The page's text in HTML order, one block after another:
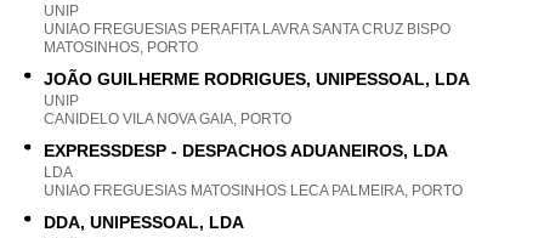
UNIP
UNIAO FREGUESIAS PERAFITA LAVRA SANTA CRUZ BISPO
MATOSINHOS, PORTO
JOÃO GUILHERME RODRIGUES, UNIPESSOAL, LDA
UNIP
CANIDELO VILA NOVA GAIA, PORTO
EXPRESSDESP - DESPACHOS ADUANEIROS, LDA
LDA
UNIAO FREGUESIAS MATOSINHOS LECA PALMEIRA, PORTO
DDA, UNIPESSOAL, LDA